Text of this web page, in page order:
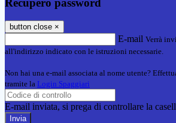
button close ×
E-mail Verrà
all'indirizzo indicato con le istruzioni necessarie.
Non hai una e-mail associata al nome utente?
tramite la Login Spaggiari
E-mail inviata, si prega di controllare la